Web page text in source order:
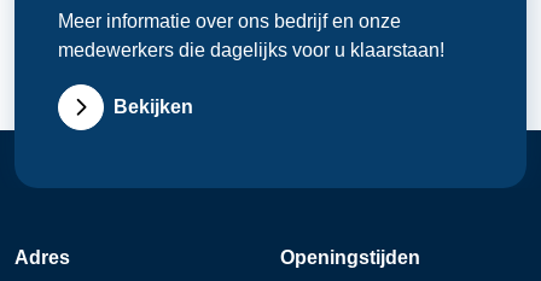
Meer informatie over ons bedrijf en onze
medewerkers die dagelijks voor u klaarstaan!
Bekijken
Adres Openingstijden